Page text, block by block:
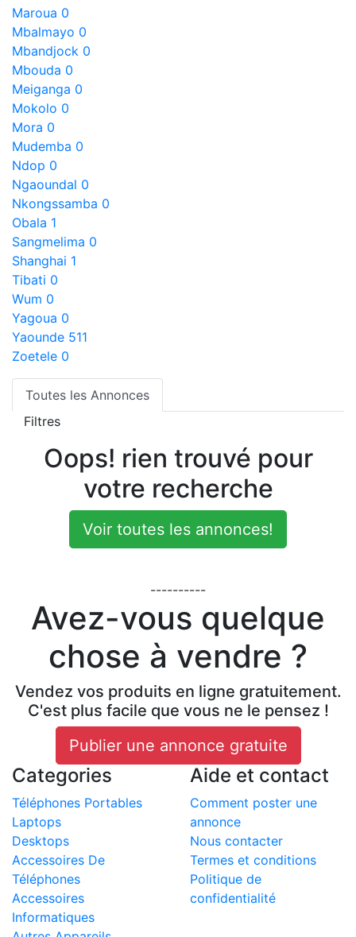
Maroua 0
Mbalmayo 0
Mbandjock 0
Mbouda 0
Meiganga 0
Mokolo 0
Mora 0
Mudemba 0
Ndop 0
Ngaoundal 0
Nkongssamba 0
Obala 1
Sangmelima 0
Shanghai 1
Tibati 0
Wum 0
Yagoua 0
Yaounde 511
Zoetele 0
Toutes les Annonces
Filtres
Oops! rien trouvé pour
votre recherche
Voir toutes les annonces!
----------
Avez-vous quelque
chose à vendre ?
Vendez vos produits en ligne gratuitement.
C'est plus facile que vous ne le pensez !
Publier une annonce gratuite
Categories
Téléphones Portables
Laptops
Desktops
Accessoires De
Téléphones
Accessoires
Informatiques
Aide et contact
Comment poster une
annonce
Nous contacter
Termes et conditions
Politique de
confidentialité